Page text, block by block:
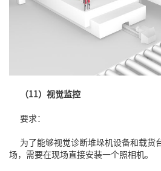
（11）视觉监控
要求：
为了能够视觉诊断堆垛机设备和载货
场，需要在现场直接安装一个照相机。